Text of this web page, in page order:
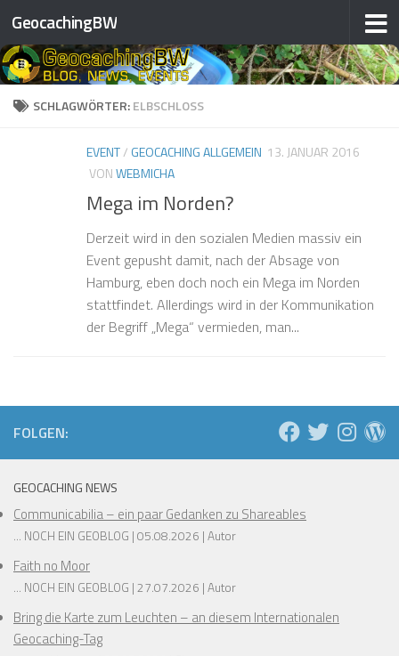
❅
❅
❅
❅
❅
❅
❅
❅
❅
❅
❅
❅ ❅
❅
❅
❅
Zum Inhalt springen
GeocachingBW
SCHLAGWÖRTER:ELBSCHLOSS
EVENT/ GEOCACHING ALLGEMEIN 13. JANUAR 2016
VONWEBMICHA
Mega im Norden?
Derzeit wird in den sozialen Medien massiv ein
Event gepusht damit, nach der Absage von
Hamburg, eben doch noch ein Mega im Norden
stattfindet. Allerdings wird in der Kommunikation
der Begriff „Mega“ vermieden, man...
FOLGEN:
GEOCACHING NEWS
Communicabilia – ein paar Gedanken zu Shareables
... NOCH EIN GEOBLOG 05.08.2026 Autor
Faith no Moor
... NOCH EIN GEOBLOG 27.07.2026 Autor
Bring die Karte zum Leuchten – an diesem Internationalen
Geocaching-Tag